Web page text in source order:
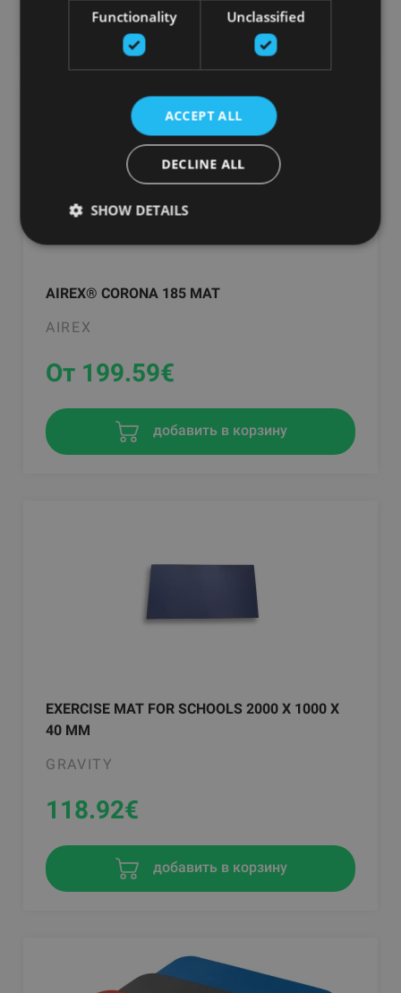
добавить в корзину
AIREX® CORONA 185 MAT
AIREX
От 199.59€
добавить в корзину
EXERCISE MAT FOR SCHOOLS 2000 X 1000 X
40 MM
GRAVITY
118.92€
добавить в корзину
Functionality Unclassified
ACCEPT ALL
DECLINE ALL
SHOW DETAILS